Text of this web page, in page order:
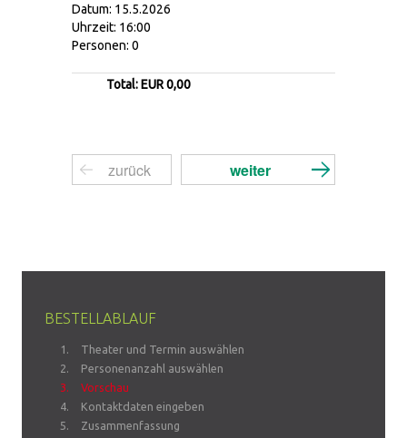
Datum: 15.5.2026
Uhrzeit: 16:00
Personen: 0
Total: EUR 0,00
BESTELLABLAUF
Theater und Termin auswählen
Personenanzahl auswählen
Vorschau
Kontaktdaten eingeben
Zusammenfassung